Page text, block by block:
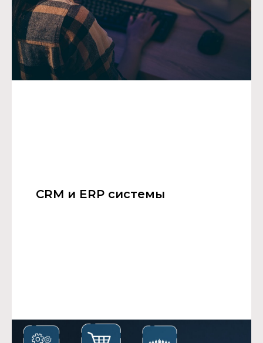
CRM и ERP системы